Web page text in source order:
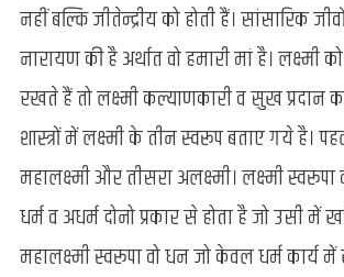
नहीं बल्कि जीतेन्द्रीय को होती हैं। सांसारिक
नारायण की है अर्थात वो हमारी मां है। लक्ष्मी
रखते हैं तो लक्ष्मी कल्याणकारी व सुख प्रदान
शास्त्रों में लक्ष्मी के तीन स्वरूप बताए गये है।
महालक्ष्मी और तीसरा अलक्ष्मी। लक्ष्मी स्वरूपा
धर्म व अधर्म दोनो प्रकार से होता है जो उसी में
महालक्ष्मी स्वरूपा वो धन जो केवल धर्म कार्य